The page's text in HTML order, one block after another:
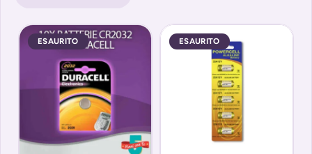
ESAURITO ESAURITO